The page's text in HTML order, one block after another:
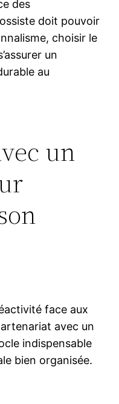
des
doit pouvoir
choisir le
un
au
un
face aux
avec un
indispensable
bien organisée.